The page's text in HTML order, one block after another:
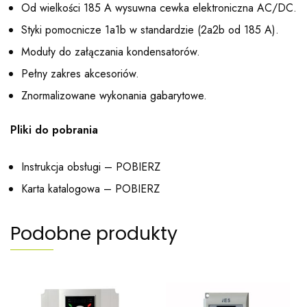
Od wielkości 185 A wysuwna cewka elektroniczna AC/DC.
Styki pomocnicze 1a1b w standardzie (2a2b od 185 A).
Moduły do załączania kondensatorów.
Pełny zakres akcesoriów.
Znormalizowane wykonania gabarytowe.
Pliki do pobrania
Instrukcja obsługi – POBIERZ
Karta katalogowa – POBIERZ
Podobne produkty